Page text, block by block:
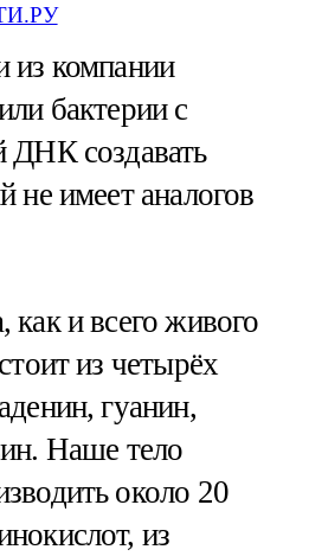
из компании
бактерии с
ДНК создавать
не имеет аналогов
и всего живого
из четырёх
гуанин,
Наше тело
около 20
из